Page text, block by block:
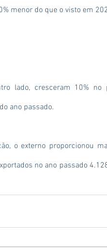
menor do que o visto em
lado, cresceram 10% no
ano passado.
o externo proporcionou
no ano passado